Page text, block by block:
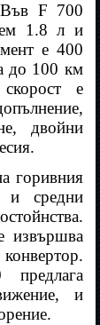
Във F 700
1.8 л и
е 400
до 100 км
е
двойни
горивния
и средни
извършва
и